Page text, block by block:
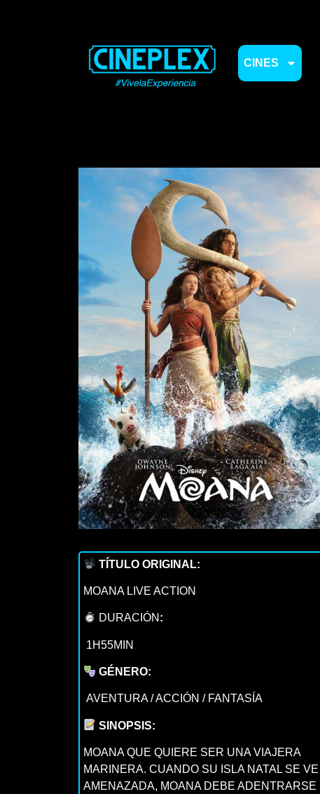
CINES
TÍTULO ORIGINAL:
MOANA LIVE ACTION
DURACIÓN :
1H55MIN
GÉNERO:
AVENTURA / ACCIÓN / FANTASÍA
SINOPSIS:
MOANA QUE QUIERE SER UNA VIAJERA
MARINERA. CUANDO SU ISLA NATAL SE VE
AMENAZADA, MOANA DEBE ADENTRARSE